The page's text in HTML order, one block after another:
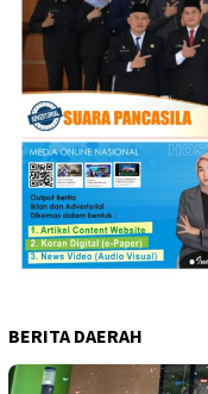
BERITA DAERAH